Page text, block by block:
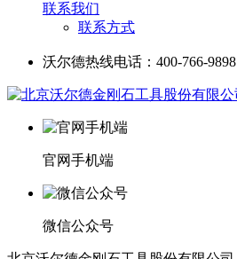
联系我们
联系方式
沃尔德热线电话：400-766-9898
官网手机端
微信公众号